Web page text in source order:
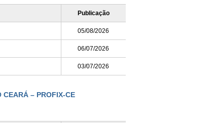
Publicação
05/08/2026
06/07/2026
03/07/2026
CEARÁ – PROFIX-CE